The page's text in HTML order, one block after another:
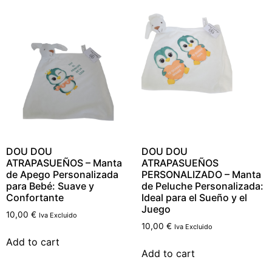
DOU DOU
ATRAPASUEÑOS – Manta
de Apego Personalizada
para Bebé: Suave y
Confortante
10,00 € Iva Excluido
Add to cart
DOU DOU
ATRAPASUEÑOS
PERSONALIZADO – Manta
de Peluche Personalizada:
Ideal para el Sueño y el
Juego
10,00 € Iva Excluido
Add to cart